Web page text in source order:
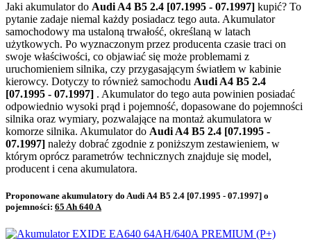
Jaki akumulator do Audi A4 B5 2.4 [07.1995 - 07.1997] kupić? To
pytanie zadaje niemal każdy posiadacz tego auta. Akumulator
samochodowy ma ustaloną trwałość, określaną w latach
użytkowych. Po wyznaczonym przez producenta czasie traci on
swoje właściwości, co objawiać się może problemami z
uruchomieniem silnika, czy przygasającym światłem w kabinie
kierowcy. Dotyczy to również samochodu Audi A4 B5 2.4
[07.1995 - 07.1997] . Akumulator do tego auta powinien posiadać
odpowiednio wysoki prąd i pojemność, dopasowane do pojemności
silnika oraz wymiary, pozwalające na montaż akumulatora w
komorze silnika. Akumulator do Audi A4 B5 2.4 [07.1995 -
07.1997] należy dobrać zgodnie z poniższym zestawieniem, w
którym oprócz parametrów technicznych znajduje się model,
producent i cena akumulatora.
Proponowane akumulatory do Audi A4 B5 2.4 [07.1995 - 07.1997] o
pojemności: 65 Ah 640 A